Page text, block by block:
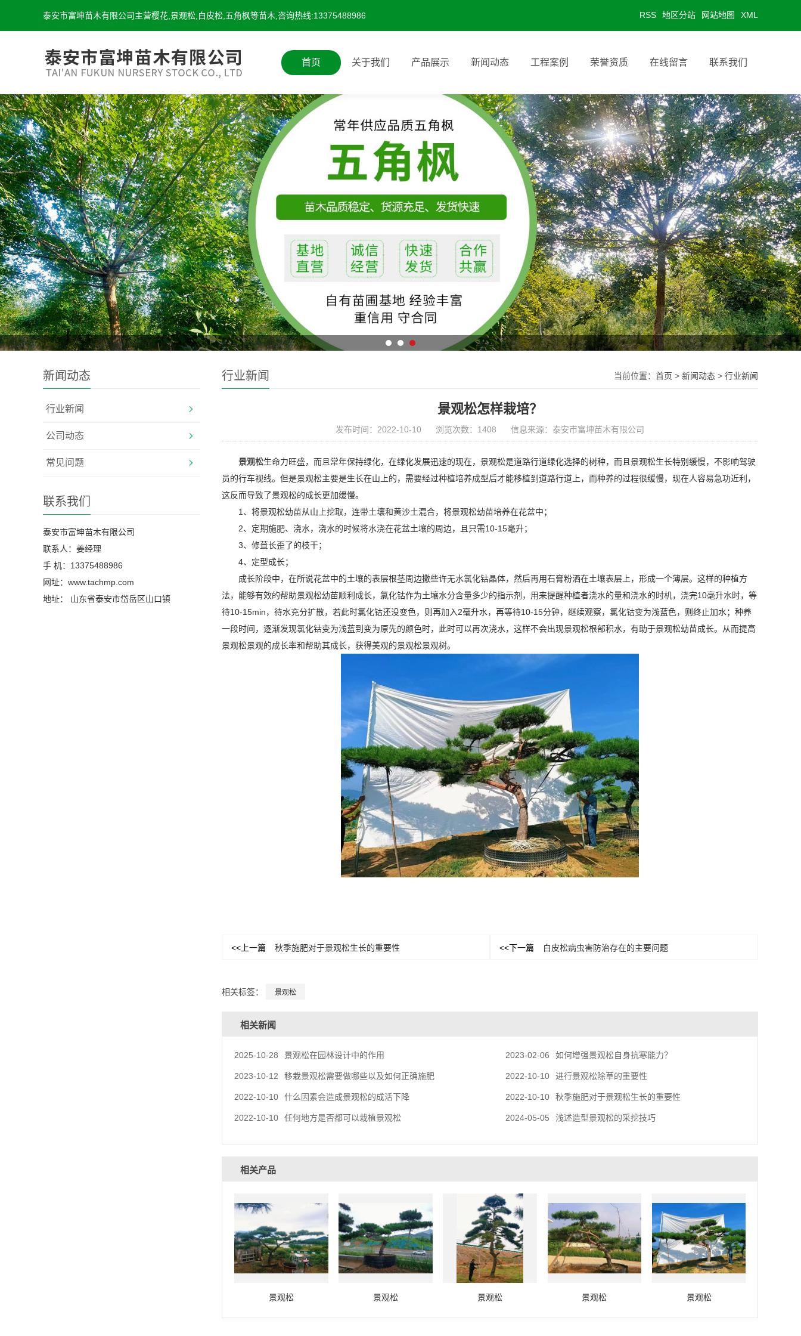
泰安市富坤苗木有限公司主营樱花,景观松,白皮松,五角枫等苗木,咨询热线:13375488986 RSS 地区分站 网站地图 XML
首页 关于我们 产品展示 新闻动态 工程案例 荣誉资质 在线留言 联系我们
新闻动态
行业新闻
公司动态
常见问题
联系我们
泰安市富坤苗木有限公司
联系人：姜经理
手 机：13375488986
网址：www.tachmp.com
地址： 山东省泰安市岱岳区山口镇
当前位置： 首页 > 新闻动态 > 行业新闻
行业新闻
景观松怎样栽培？
发布时间：2022-10-10 浏览次数：1408 信息来源：泰安市富坤苗木有限公司
景观松生命力旺盛，而且常年保持绿化，在绿化发展迅速的现在，景观松是道路行道绿化选择的树种，而且景观松生长特别缓慢，不影响驾驶
员的行车视线。但是景观松主要是生长在山上的，需要经过种植培养成型后才能移植到道路行道上，而种养的过程很缓慢，现在人容易急功近利，
这反而导致了景观松的成长更加缓慢。
1、将景观松幼苗从山上挖取，连带土壤和黄沙土混合，将景观松幼苗培养在花盆中；
2、定期施肥、浇水，浇水的时候将水浇在花盆土壤的周边，且只需10-15毫升；
3、修葺长歪了的枝干；
4、定型成长；
成长阶段中，在所说花盆中的土壤的表层根茎周边撒些许无水氯化钴晶体，然后再用石膏粉洒在土壤表层上，形成一个薄层。这样的种植方
法，能够有效的帮助景观松幼苗顺利成长，氯化钴作为土壤水分含量多少的指示剂，用来提醒种植者浇水的量和浇水的时机，浇完10毫升水时，等
待10-15min，待水充分扩散，若此时氯化钴还没变色，则再加入2毫升水，再等待10-15分钟，继续观察，氯化钴变为浅蓝色，则终止加水；种养
一段时间，逐渐发现氯化钴变为浅蓝到变为原先的颜色时，此时可以再次浇水，这样不会出现景观松根部积水，有助于景观松幼苗成长。从而提高
景观松景观的成长率和帮助其成长，获得美观的景观松景观树。
<<上一篇 秋季施肥对于景观松生长的重要性 <<下一篇 白皮松病虫害防治存在的主要问题
相关标签： 景观松
相关新闻
2025-10-28 景观松在园林设计中的作用 2023-02-06 如何增强景观松自身抗寒能力？
2023-10-12 移栽景观松需要做哪些以及如何正确施肥 2022-10-10 进行景观松除草的重要性
2022-10-10 什么因素会造成景观松的成活下降 2022-10-10 秋季施肥对于景观松生长的重要性
2022-10-10 任何地方是否都可以栽植景观松 2024-05-05 浅述造型景观松的采挖技巧
相关产品
景观松 景观松 景观松 景观松 景观松